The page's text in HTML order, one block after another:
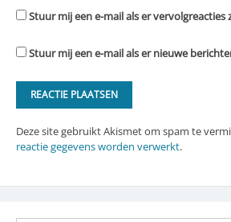
Stuur mij een e-mail als er vervolgreacties
Stuur mij een e-mail als er nieuwe
Deze site gebruikt Akismet om spam te
reactie gegevens worden verwerkt.